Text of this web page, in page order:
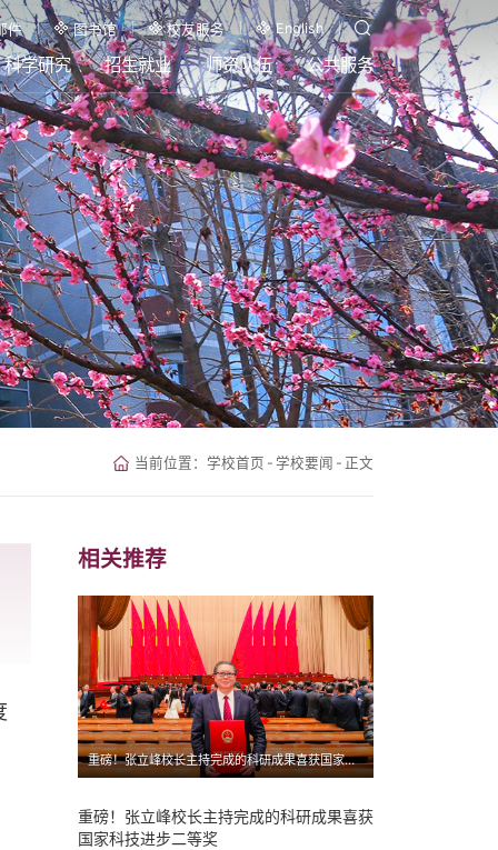
件 图书馆 校友服务 English
科学研究 招生就业 师资队伍 公共服务
当前位置： 学校首页 - 学校要闻 - 正文
相关推荐
重磅！张立峰校长主持完成的科研成果喜获国家科技进步二等奖
重磅！张立峰校长主持完成的科研成果喜获
国家科技进步二等奖